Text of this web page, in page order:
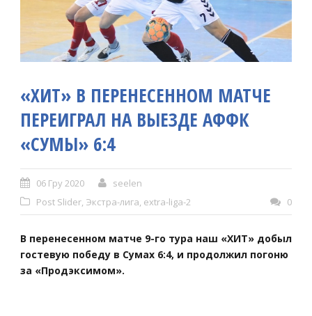
«ХИТ» В ПЕРЕНЕСЕННОМ МАТЧЕ
ПЕРЕИГРАЛ НА ВЫЕЗДЕ АФФК
«СУМЫ» 6:4
06 Гру 2020
seelen
Post Slider, Экстра-лига, extra-liga-2 0
В перенесенном матче 9-го тура наш «ХИТ» добыл
гостевую победу в Сумах 6:4, и продолжил погоню
за «Продэксимом».